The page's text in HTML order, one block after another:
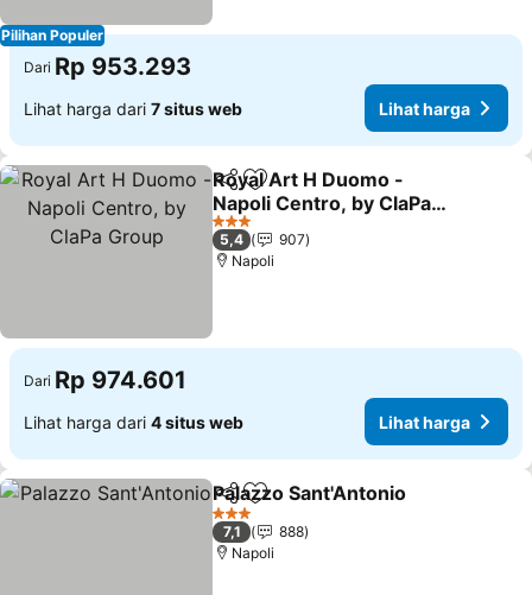
Pilihan Populer
Dari Rp 953.293
Lihat harga dari 7 situs web Lihat harga
BagikanTambahkan ke favorit
Royal Art H Duomo -
Napoli Centro, by ClaPa
Group
3 Bintang
5,4
907
Napoli
Dari Rp 974.601
Lihat harga dari 4 situs web Lihat harga
BagikanTambahkan ke favorit
Palazzo Sant'Antonio
3 Bintang
7,1
888
Napoli